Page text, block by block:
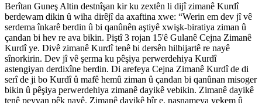
Berîtan Guneş Altin destnîşan kir ku zextên li dijî zimanê Kurdî
berdewam dikin û wiha dirêjî da axaftina xwe: “Werin em dev jî vê
serdema înkarê berdin û bi qanûnên aştiyê xwişk-biratiya ziman û
çandan bi hev re ava bikin. Piştî 3 rojan 15'ê Gulanê Cejna Zimanê
Kurdî ye. Divê zimanê Kurdî tenê bi dersên hilbijartê re nayê
sînorkirin. Dev jî vê şerma ku pêşiya perwerdehiya Kurdî
astengiyan derdixîne berdin. Di arefeya Cejna Zimanê Kurdî de di
serî de ji bo Kurdî û mafê hemû ziman û çandan bi qanûnan misoger
bikin û pêşiya perwerdehiya zimanê dayikê vebikin. Zimanê dayikê
tenê peyvan pêk nayê. Zimanê dayikê bîr e, nasnameya yekem û